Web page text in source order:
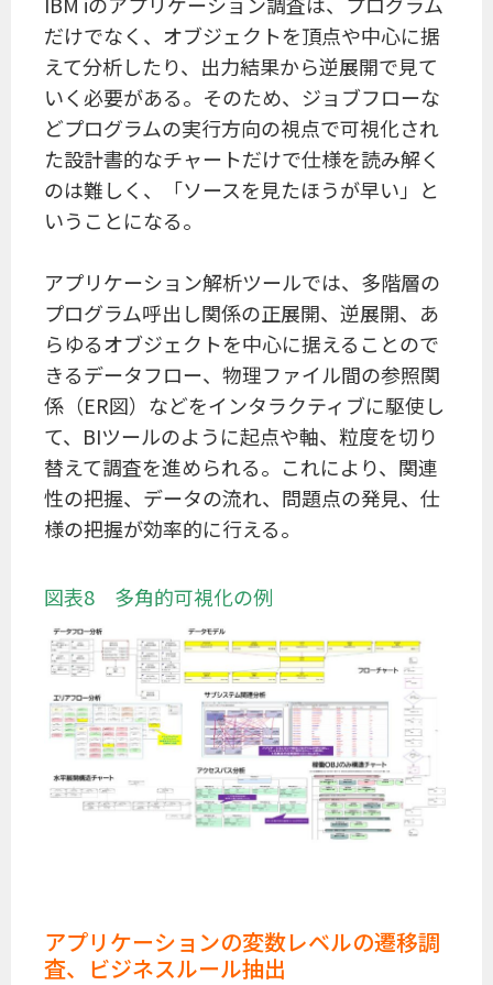
だけでなく、オブジェクトを頂点や中心に据
えて分析したり、出力結果から逆展開で見て
いく必要がある。そのため、ジョブフローな
どプログラムの実行方向の視点で可視化され
た設計書的なチャートだけで仕様を読み解く
のは難しく、「ソースを見たほうが早い」と
いうことになる。
アプリケーション解析ツールでは、多階層の
プログラム呼出し関係の正展開、逆展開、あ
らゆるオブジェクトを中心に据えることので
きるデータフロー、物理ファイル間の参照関
係（ER図）などをインタラクティブに駆使し
て、BIツールのように起点や軸、粒度を切り
替えて調査を進められる。これにより、関連
性の把握、データの流れ、問題点の発見、仕
様の把握が効率的に行える。
図表8 多角的可視化の例
アプリケーションの変数レベルの遷移調
査、ビジネスルール抽出